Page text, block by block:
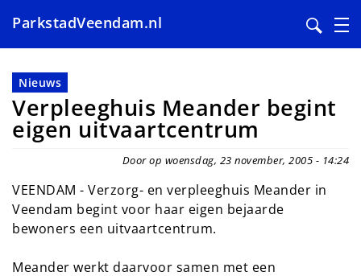
en
naar
de
inhoud
ParkstadVeendam.nl
Nieuws
Verpleeghuis Meander begint
eigen uitvaartcentrum
Door op woensdag, 23 november, 2005 - 14:24
VEENDAM - Verzorg- en verpleeghuis Meander in
Veendam begint voor haar eigen bejaarde
bewoners een uitvaartcentrum.
Meander werkt daarvoor samen met een